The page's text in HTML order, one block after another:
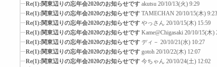
Re(1):関東辺りの忘年会2020のお知らせです akutsu 20/10/13(火) 9:29
Re(1):関東辺りの忘年会2020のお知らせです TAMECHAN 20/10/15(木) 9:23
Re(1):関東辺りの忘年会2020のお知らせです やっさん 20/10/15(木) 15:59
Re(1):関東辺りの忘年会2020のお知らせです Kame@Chigasaki 20/10/15(木)
Re(1):関東辺りの忘年会2020のお知らせです ディ－ 20/10/21(水) 10:27
Re(1):関東辺りの忘年会2020のお知らせです gotoh 20/10/22(木) 12:07
Re(1):関東辺りの忘年会2020のお知らせです 今ちゃん 20/10/24(土) 12:02